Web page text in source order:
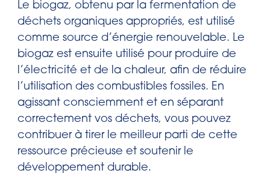
Le biogaz, obtenu par la fermentation de
déchets organiques appropriés, est utilisé
comme source d’énergie renouvelable. Le
biogaz est ensuite utilisé pour produire de
l’électricité et de la chaleur, afin de réduire
l’utilisation des combustibles fossiles. En
agissant consciemment et en séparant
correctement vos déchets, vous pouvez
contribuer à tirer le meilleur parti de cette
ressource précieuse et soutenir le
développement durable.